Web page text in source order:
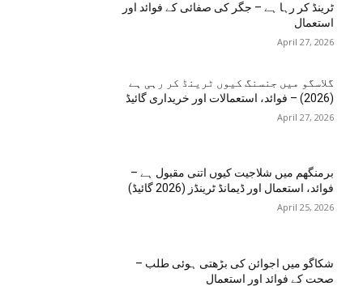
ٹرینڈ کر رہا ہے – جگر کی صفائی کے فوائد اور
استعمال
April 27, 2026
گلاسگو میں جنسنگ کیوں ٹرینڈ کر رہی ہے
(2026) – فوائد، استعمالات اور خریداری گائیڈ
April 27, 2026
برمنگھم میں شلاجیت کیوں اتنی مقبول ہے –
فوائد، استعمال اور ڈیمانڈ ٹرینڈز (2026 گائیڈ)
April 25, 2026
شکاگو میں اجوائن کی بڑھتی ہوئی طلب –
صحت کے فوائد اور استعمال